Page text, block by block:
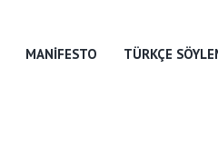
MANIFESTO TÜRKÇE